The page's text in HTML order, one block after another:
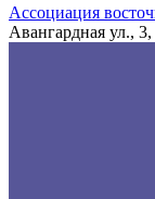
Ассоциация
Авангардная ул.,